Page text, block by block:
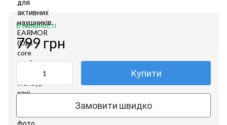
В наявності
799 грн
Купити
Замовити швидко